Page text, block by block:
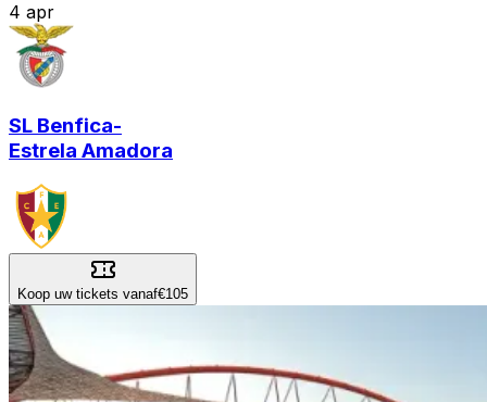
4 apr
SL Benfica-
Estrela Amadora
Koop uw tickets vanaf€105